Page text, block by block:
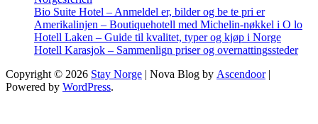
Bio Suite Hotel – Anmeldel er, bilder og be te pri er
Amerikalinjen – Boutiquehotell med Michelin-nøkkel i O lo
Hotell Laken – Guide til kvalitet, typer og kjøp i Norge
Hotell Karasjok – Sammenlign priser og overnattingssteder
Copyright © 2026 Stay Norge | Nova Blog by Ascendoor|
Powered by WordPress.